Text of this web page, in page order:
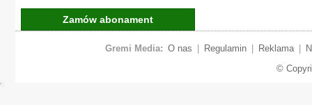
Zamów abonament
Gremi Media: O nas Regulamin Reklama
©